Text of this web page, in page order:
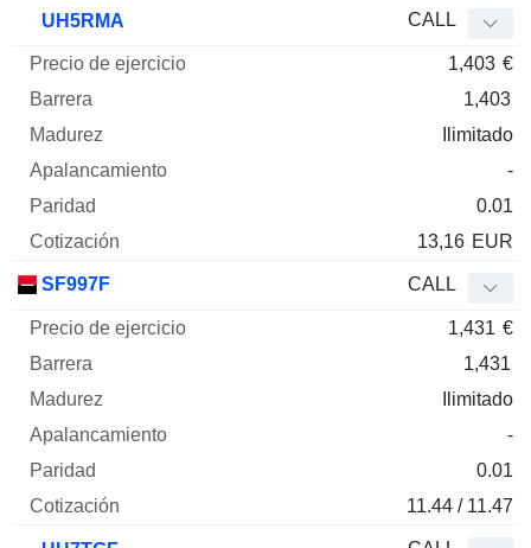
UH5RMA CALL
1,403 €
1,403
Ilimitado
-
0.01
13,16 EUR
SF997F CALL
1,431 €
1,431
Ilimitado
-
0.01
11.44 / 11.47